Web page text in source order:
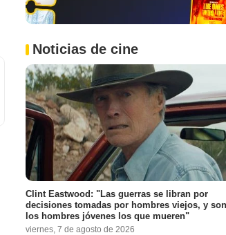
Noticias de cine
Clint Eastwood: "Las guerras se libran por
decisiones tomadas por hombres viejos, y son
los hombres jóvenes los que mueren"
viernes, 7 de agosto de 2026